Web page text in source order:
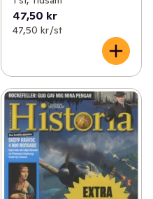
47,50 kr
47,50 kr /st